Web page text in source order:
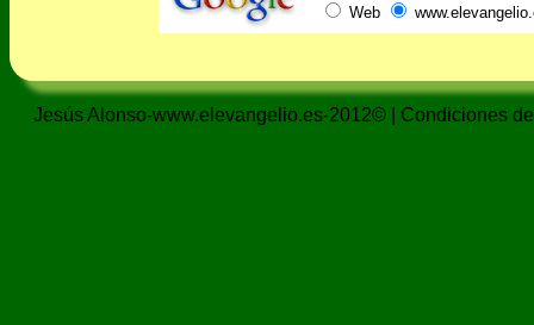
Web
Jesús Alonso-www.elevangelio.es-2012© | Condiciones